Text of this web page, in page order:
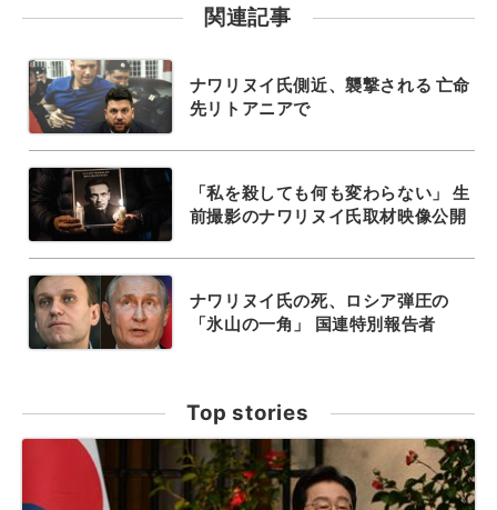
関連記事
ナワリヌイ氏側近、襲撃される 亡命
先リトアニアで
「私を殺しても何も変わらない」 生
前撮影のナワリヌイ氏取材映像公開
ナワリヌイ氏の死、ロシア弾圧の
「氷山の一角」 国連特別報告者
Top stories